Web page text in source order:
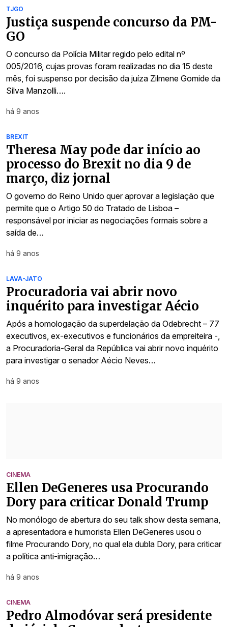
TJGO
Justiça suspende concurso da PM-
GO
O concurso da Polícia Militar regido pelo edital nº
005/2016, cujas provas foram realizadas no dia 15 deste
mês, foi suspenso por decisão da juíza Zilmene Gomide da
Silva Manzolli….
há 9 anos
BREXIT
Theresa May pode dar início ao
processo do Brexit no dia 9 de
março, diz jornal
O governo do Reino Unido quer aprovar a legislação que
permite que o Artigo 50 do Tratado de Lisboa –
responsável por iniciar as negociações formais sobre a
saída de…
há 9 anos
LAVA-JATO
Procuradoria vai abrir novo
inquérito para investigar Aécio
Após a homologação da superdelação da Odebrecht – 77
executivos, ex-executivos e funcionários da empreiteira -,
a Procuradoria-Geral da República vai abrir novo inquérito
para investigar o senador Aécio Neves…
há 9 anos
CINEMA
Ellen DeGeneres usa Procurando
Dory para criticar Donald Trump
No monólogo de abertura do seu talk show desta semana,
a apresentadora e humorista Ellen DeGeneres usou o
filme Procurando Dory, no qual ela dubla Dory, para criticar
a política anti-imigração…
há 9 anos
CINEMA
Pedro Almodóvar será presidente